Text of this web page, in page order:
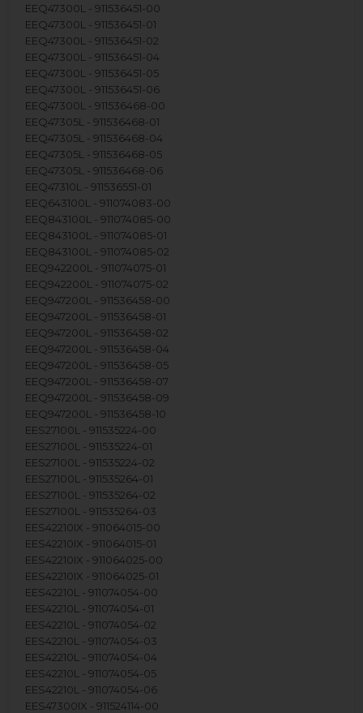
EEQ47300L - 911536451-00
EEQ47300L - 911536451-01
EEQ47300L - 911536451-02
EEQ47300L - 911536451-04
EEQ47300L - 911536451-05
EEQ47300L - 911536451-06
EEQ47300L - 911536468-00
EEQ47305L - 911536468-01
EEQ47305L - 911536468-04
EEQ47305L - 911536468-05
EEQ47305L - 911536468-06
EEQ47310L - 911536551-01
EEQ643100L - 911074083-00
EEQ843100L - 911074085-00
EEQ843100L - 911074085-01
EEQ843100L - 911074085-02
EEQ942200L - 911074075-01
EEQ942200L - 911074075-02
EEQ947200L - 911536458-00
EEQ947200L - 911536458-01
EEQ947200L - 911536458-02
EEQ947200L - 911536458-04
EEQ947200L - 911536458-05
EEQ947200L - 911536458-07
EEQ947200L - 911536458-09
EEQ947200L - 911536458-10
EES27100L - 911535224-00
EES27100L - 911535224-01
EES27100L - 911535224-02
EES27100L - 911535264-01
EES27100L - 911535264-02
EES27100L - 911535264-03
EES42210IX - 911064015-00
EES42210IX - 911064015-01
EES42210IX - 911064025-00
EES42210IX - 911064025-01
EES42210L - 911074054-00
EES42210L - 911074054-01
EES42210L - 911074054-02
EES42210L - 911074054-03
EES42210L - 911074054-04
EES42210L - 911074054-05
EES42210L - 911074054-06
EES47300IX - 911524114-00